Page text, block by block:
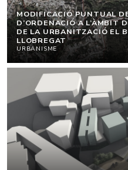
MODIFICACIÓ PUNTUAL
D’ORDENACIÓ A L’ÀMBIT
DE LA URBANITZACIÓ EL
LLOBREGAT
URBANISME